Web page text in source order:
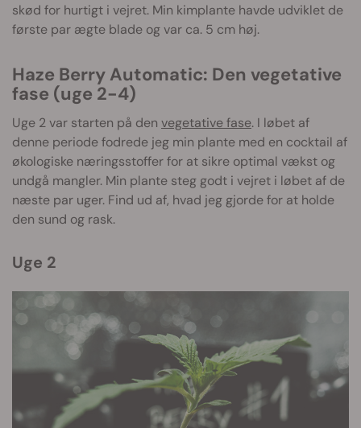
skød for hurtigt i vejret. Min kimplante havde udviklet de
første par ægte blade og var ca. 5 cm høj.
Haze Berry Automatic: Den vegetative
fase (uge 2-4)
Uge 2 var starten på den vegetative fase. I løbet af
denne periode fodrede jeg min plante med en cocktail af
økologiske næringsstoffer for at sikre optimal vækst og
undgå mangler. Min plante steg godt i vejret i løbet af de
næste par uger. Find ud af, hvad jeg gjorde for at holde
den sund og rask.
Uge 2